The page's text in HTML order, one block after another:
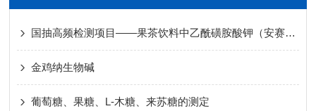
国抽高频检测项目——果茶饮料中乙酰磺胺酸钾（安赛蜜）的测定
金鸡纳生物碱
葡萄糖、果糖、L-木糖、来苏糖的测定